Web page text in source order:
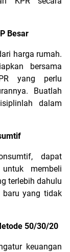
Besar
harga rumah.
bersama
yang perlu
Buatlah
dalam
dapat
membeli
terlebih dahulu
yang tidak
50/30/20
keuangan